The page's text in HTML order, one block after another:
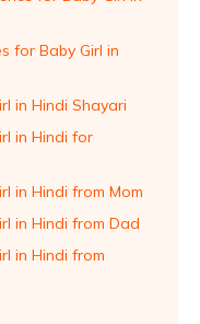
for Baby Girl in
in Hindi Shayari
in Hindi for
in Hindi from Mom
in Hindi from Dad
in Hindi from